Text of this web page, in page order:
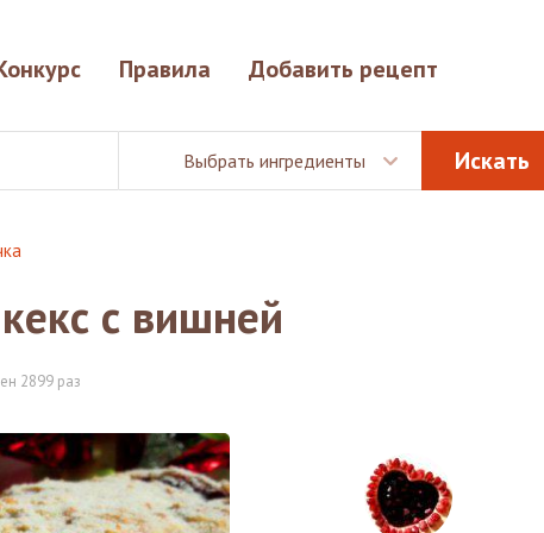
Правила Добавить рецепт
Выбрать ингредиенты
с вишней
2899 раз